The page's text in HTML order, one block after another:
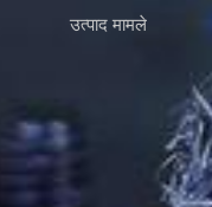
उत्पाद मामले